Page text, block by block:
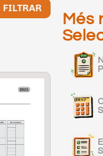
FILTRAR
Més